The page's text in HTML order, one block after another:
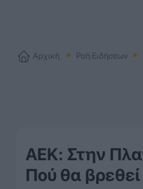
Αρχική Ροή Ειδήσεων
ΑΕΚ: Στην
Πού θα